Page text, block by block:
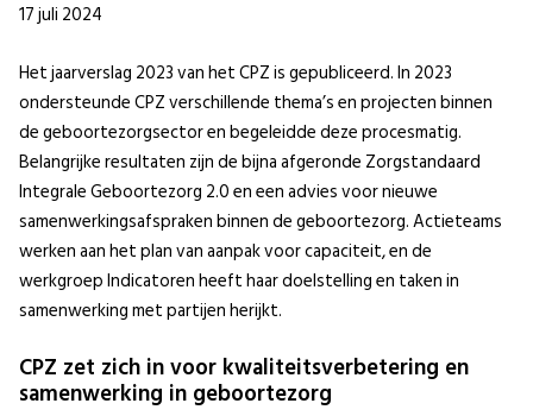
17 juli 2024
Het jaarverslag 2023 van het CPZ is gepubliceerd. In 2023
ondersteunde CPZ verschillende thema’s en projecten binnen
de geboortezorgsector en begeleidde deze procesmatig.
Belangrijke resultaten zijn de bijna afgeronde Zorgstandaard
Integrale Geboortezorg 2.0 en een advies voor nieuwe
samenwerkingsafspraken binnen de geboortezorg. Actieteams
werken aan het plan van aanpak voor capaciteit, en de
werkgroep Indicatoren heeft haar doelstelling en taken in
samenwerking met partijen herijkt.
CPZ zet zich in voor kwaliteitsverbetering en
samenwerking in geboortezorg